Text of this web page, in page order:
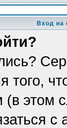
Вход на
того,
(в этом